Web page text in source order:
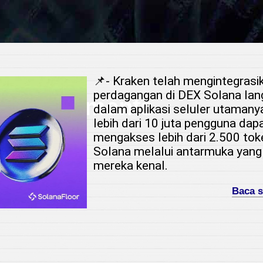
Investments
📌- Kraken telah
perdagangan di DEX Solana
dalam aplikasi seluler
lebih dari 10 juta pengguna
mengakses lebih dari 2.500
Solana melalui antarmuka
mereka kenal.
Baca